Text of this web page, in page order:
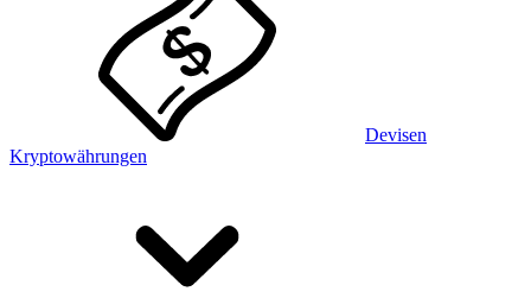
Devisen
Kryptowährungen